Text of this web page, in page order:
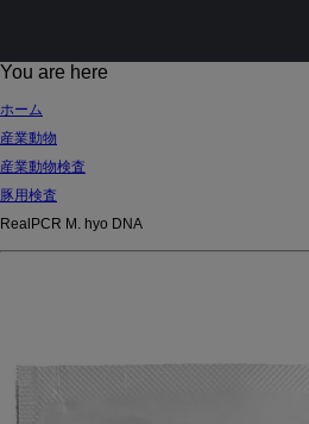
d
You are here
ホーム
産業動物
産業動物検査
豚用検査
RealPCR M. hyo DNA